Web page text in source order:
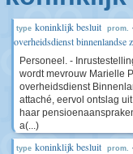
type koninklijk besluit prom.
overheidsdienst binnenlandse
Personeel. -
wordt mevrouw Marielle
overheidsdienst
attaché, eervol ontslag
haar
a(...)
type koninklijk besluit prom.